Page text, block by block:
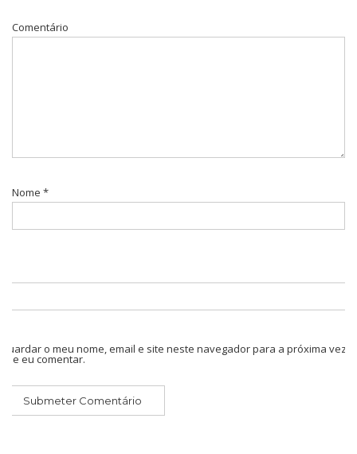
Comentário
Nome *
Guardar o meu nome, email e site neste navegador para a próxima vez
que eu comentar.